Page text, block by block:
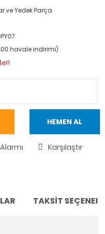
ve Yedek Parça
havale indirimi)
HEMEN AL
Karşılaştır
TAKSIT